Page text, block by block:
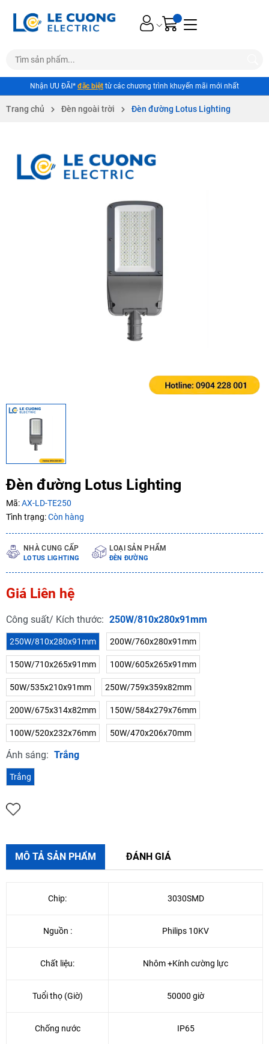
Nhận ƯU ĐÃI* đặc biệt từ các chương trình khuyến mãi mới nhất
Trang chủ Đèn ngoài trời Đèn đường Lotus Lighting
Đèn đường Lotus Lighting
Mã:AX-LD-TE250
Tình trạng:Còn hàng
NHÀ CUNG CẤP
LOTUS LIGHTING
LOẠI SẢN PHẨM
ĐÈN ĐƯỜNG
Giá Liên hệ
Công suất/ Kích thước: 250W/810x280x91mm
250W/810x280x91mm 200W/760x280x91mm
150W/710x265x91mm 100W/605x265x91mm
50W/535x210x91mm 250W/759x359x82mm
200W/675x314x82mm 150W/584x279x76mm
100W/520x232x76mm 50W/470x206x70mm
Ánh sáng: Trắng
Trắng
THANH TOÁN bạn nhé!
MÔ TẢ SẢN PHẨM ĐÁNH GIÁ
Chip: 3030SMD
Nguồn : Philips 10KV
Chất liệu: Nhôm +Kính cường lực
Tuổi thọ (Giờ) 50000 giờ
Chống nước IP65